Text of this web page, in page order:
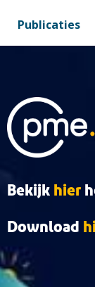
Publicaties
Bekijk hier
Download